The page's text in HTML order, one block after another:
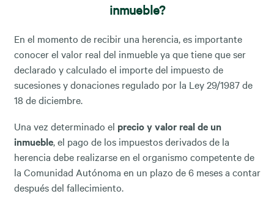
inmueble?
En el momento de recibir una herencia, es importante
conocer el valor real del inmueble ya que tiene que ser
declarado y calculado el importe del impuesto de
sucesiones y donaciones regulado por la Ley 29/1987 de
18 de diciembre.
Una vez determinado el precio y valor real de un
inmueble, el pago de los impuestos derivados de la
herencia debe realizarse en el organismo competente de
la Comunidad Autónoma en un plazo de 6 meses a contar
después del fallecimiento.